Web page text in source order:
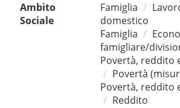
Ambito
Sociale
Famiglia
domestico
Famiglia
famigliare/
Povertà, reddito
Povertà
Povertà, reddito
Reddito